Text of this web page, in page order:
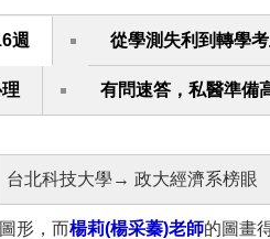
週 從學測失利到轉學
有問速答，私醫準備
台北科技大學→ 政大經濟系榜眼
形，而楊莉(楊采蓁)老師的圖畫